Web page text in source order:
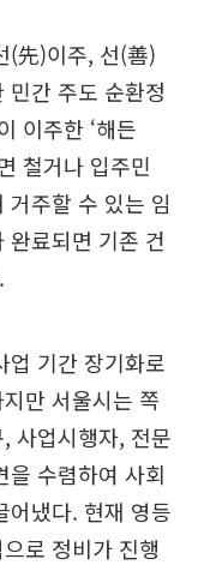
(先)이주, 선(善)
민간 주도 순환정
이주한 ‘해든
철거나 입주민
주할 수 있는 임
완료되면 기존 건
업 기간 장기화로
만 서울시는 쪽
사업시행자, 전문
을 수렴하여 사회
어냈다. 현재 영등
로 정비가 진행